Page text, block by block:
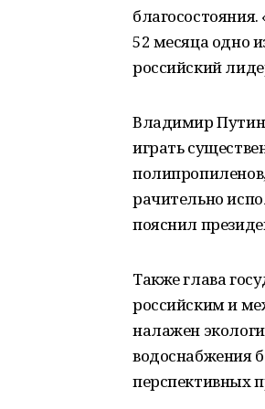
52 месяца одно
российский
Владимир Путин
играть
рачительно
пояснил
Также глава
российским и
налажен
водоснабжения
перспективных